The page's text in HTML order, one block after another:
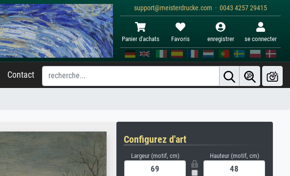
support@meisterdrucke.com · 0043 4257 29415
Panier d'achats Favoris enregistrer se connecter
Contact
Configurez d'art
Largeur (motif, cm) Hauteur (motif, cm)